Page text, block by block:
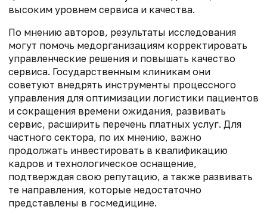
высоким уровнем сервиса и качества.
По мнению авторов, результаты исследования
могут помочь медорганизациям корректировать
управленческие решения и повышать качество
сервиса. Государственным клиникам они
советуют внедрять инструменты процессного
управления для оптимизации логистики пациентов
и сокращения времени ожидания, развивать
сервис, расширить перечень платных услуг. Для
частного сектора, по их мнению, важно
продолжать инвестировать в квалификацию
кадров и технологическое оснащение,
подтверждая свою репутацию, а также развивать
те направления, которые недостаточно
представлены в госмедицине.